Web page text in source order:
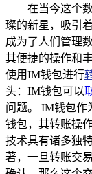
在当今这个
璨的新星，吸引
成为了人们管理
其便捷的操作和
使用IM钱包进行
头：IM钱包可以
问题。 IM钱包作
钱包，其转账操
技术具有诸多独
著，一旦转账交